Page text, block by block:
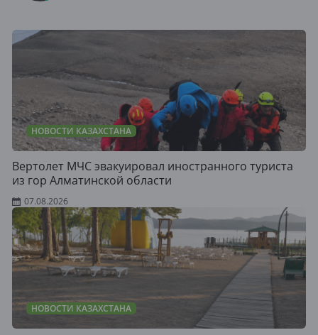
НОВОСТИ КАЗАХСТАНА
Вертолет МЧС эвакуировал иностранного туриста
из гор Алматинской области
07.08.2026
НОВОСТИ КАЗАХСТАНА